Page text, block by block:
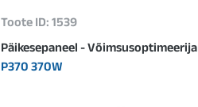
Toote ID: 1539
Päikesepaneel - Võimsusoptimeerija
P370 370W